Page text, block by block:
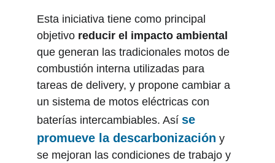
Esta iniciativa tiene como principal
objetivo reducir el impacto ambiental
que generan las tradicionales motos de
combustión interna utilizadas para
tareas de delivery, y propone cambiar a
un sistema de motos eléctricas con
baterías intercambiables. Así se
promueve la descarbonización y
se mejoran las condiciones de trabajo y